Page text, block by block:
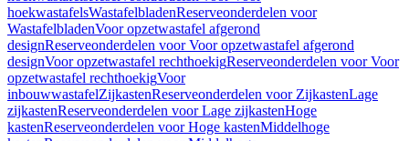
hoekwastafelsWastafelbladenReserveonderdelen voor
WastafelbladenVoor opzetwastafel afgerond
designReserveonderdelen voor Voor opzetwastafel afgerond
designVoor opzetwastafel rechthoekigReserveonderdelen voor Voor
opzetwastafel rechthoekigVoor
inbouwwastafelZijkastenReserveonderdelen voor ZijkastenLage
zijkastenReserveonderdelen voor Lage zijkastenHoge
kastenReserveonderdelen voor Hoge kastenMiddelhoge